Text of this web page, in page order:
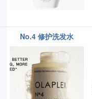
No.4 修护洗发水